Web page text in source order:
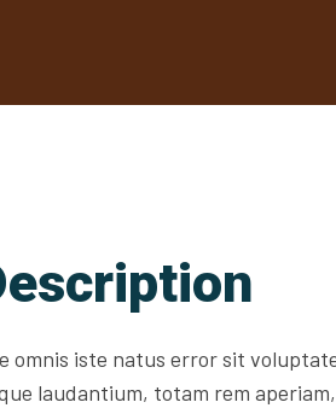
omnis iste natus error sit
laudantium, totam rem